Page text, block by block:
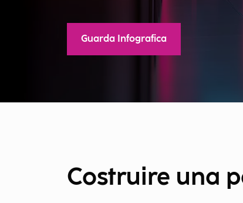
Guarda Infografica
Costruire una